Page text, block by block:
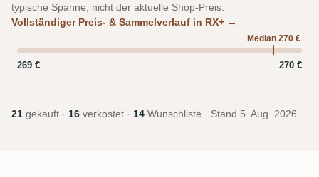
typische Spanne, nicht der aktuelle Shop-Preis.
Vollständiger Preis- & Sammelverlauf in RX+ →
Median 270 €
269 € 270 €
21 gekauft · 16 verkostet · 14 Wunschliste · Stand 5. Aug. 2026